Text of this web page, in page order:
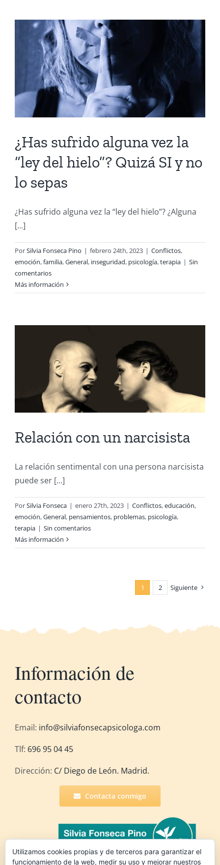
¿Has sufrido alguna vez la
“ley del hielo”? Quizá SI y no
lo sepas
¿Has sufrido alguna vez la “ley del hielo”? ¿Alguna
[...]
PorSilvia Fonseca Pino | febrero 24th, 2023 | Conflictos,
emoción,familia,General, inseguridad, psicología,terapia | Sin
comentarios
Más información
Relación con un narcisista
La relación sentimental con una persona narcisista
puede ser [...]
PorSilvia Fonseca | enero 27th, 2023 | Conflictos,educación,
emoción,General, pensamientos, problemas, psicología,
terapia | Sin comentarios
Más información
1 2 Siguiente
Información de
contacto
Email: info@silviafonsecapsicologa.com
Tlf: 696 95 04 45
Dirección: C/ Diego de León. Madrid.
Contacta conmigo
Utilizamos cookies propias y de terceros para garantizar el
funcionamiento de la web, medir su uso y mejorar nuestros